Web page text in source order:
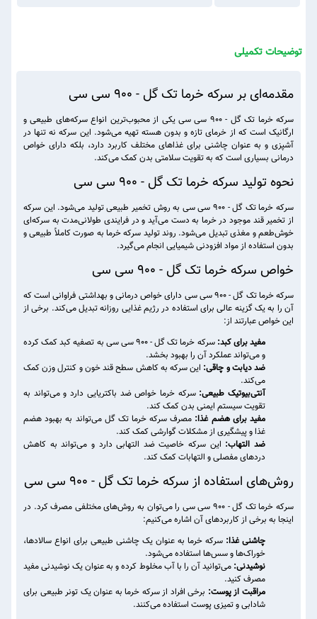
توضیحات تکمیلی
مقدمه‌ای بر سرکه خرما تک گل - 900 سی سی
سرکه خرما تک گل - 900 سی سی یکی از محبوب‌ترین انواع سرکه‌های طبیعی و
ارگانیک است که از خرمای تازه و بدون هسته تهیه می‌شود. این سرکه نه تنها در
آشپزی و به عنوان چاشنی برای غذاهای مختلف کاربرد دارد، بلکه دارای خواص
درمانی بسیاری است که به تقویت سلامتی بدن کمک می‌کند.
نحوه تولید سرکه خرما تک گل - 900 سی سی
سرکه خرما تک گل - 900 سی سی به روش تخمیر طبیعی تولید می‌شود. این سرکه
از تخمیر قند موجود در خرما به دست می‌آید و در فرایندی طولانی‌مدت به سرکه‌ای
خوش‌طعم و مغذی تبدیل می‌شود. روند تولید سرکه خرما به صورت کاملاً طبیعی و
بدون استفاده از مواد افزودنی شیمیایی انجام می‌گیرد.
خواص سرکه خرما تک گل - 900 سی سی
سرکه خرما تک گل - 900 سی سی دارای خواص درمانی و بهداشتی فراوانی است که
آن را به یک گزینه عالی برای استفاده در رژیم غذایی روزانه تبدیل می‌کند. برخی از
این خواص عبارتند از:
مفید برای کبد:
سرکه خرما تک گل - 900 سی سی به تصفیه کبد کمک کرده
و می‌تواند عملکرد آن را بهبود بخشد.
ضد دیابت و چاقی: این سرکه به کاهش سطح قند خون و کنترل وزن کمک
می‌کند.
آنتی‌بیوتیک طبیعی: سرکه خرما خواص ضد باکتریایی دارد و می‌تواند به
تقویت سیستم ایمنی بدن کمک کند.
مفید برای هضم غذا: مصرف سرکه خرما تک گل می‌تواند به بهبود هضم
غذا و پیشگیری از مشکلات گوارشی کمک کند.
ضد التهاب: این سرکه خاصیت ضد التهابی دارد و می‌تواند به کاهش
دردهای مفصلی و التهابات کمک کند.
روش‌های استفاده از سرکه خرما تک گل - 900 سی سی
سرکه خرما تک گل - 900 سی سی را می‌توان به روش‌های مختلفی مصرف کرد. در
اینجا به برخی از کاربردهای آن اشاره می‌کنیم:
چاشنی غذا: سرکه خرما به عنوان یک چاشنی طبیعی برای انواع سالادها،
خوراک‌ها و سس‌ها استفاده می‌شود.
نوشیدنی: می‌توانید آن را با آب مخلوط کرده و به عنوان یک نوشیدنی مفید
مصرف کنید.
مراقبت از پوست: برخی افراد از سرکه خرما به عنوان یک تونر طبیعی برای
شادابی و تمیزی پوست استفاده می‌کنند.